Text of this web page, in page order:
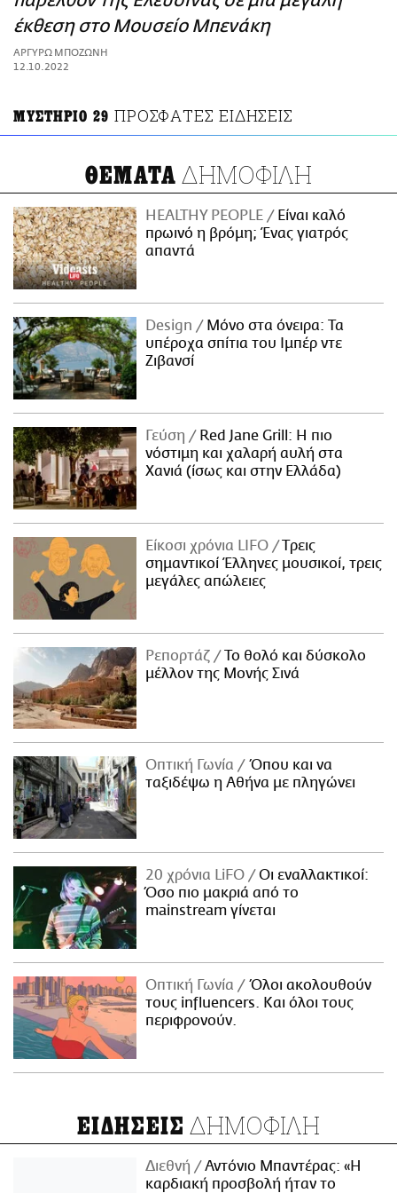
ΑΜΠΑ
PRINT
έκθεση στο Μουσείο Μπενάκη
ΑΡΓΥΡΩ ΜΠΟΖΩΝΗ
12.10.2022
ΜΥΣΤΗΡΙΟ 29 ΠΡΟΣΦΑΤΕΣ ΕΙΔΗΣΕΙΣ
ΘΕΜΑΤΑ ΔΗΜΟΦΙΛΗ
HEALTHY PEOPLE
Είναι καλό
πρωινό η βρόμη; Ένας γιατρός
απαντά
Design
Μόνο στα όνειρα: Τα
υπέροχα σπίτια του Ιμπέρ ντε
Ζιβανσί
Γεύση
Red Jane Grill: Η πιο
νόστιμη και χαλαρή αυλή στα
Χανιά (ίσως και στην Ελλάδα)
Είκοσι χρόνια LIFO
Tρεις
σημαντικοί Έλληνες μουσικοί, τρεις
μεγάλες απώλειες
Ρεπορτάζ
Το θολό και δύσκολο
μέλλον της Μονής Σινά
Οπτική Γωνία
Όπου και να
ταξιδέψω η Αθήνα με πληγώνει
20 χρόνια LiFO
Οι εναλλακτικοί:
Όσο πιο μακριά από το
mainstream γίνεται
Οπτική Γωνία
Όλοι ακολουθούν
τους influencers. Και όλοι τους
περιφρονούν.
ΕΙΔΗΣΕΙΣ ΔΗΜΟΦΙΛΗ
Διεθνή
Αντόνιο Μπαντέρας: «Η
καρδιακή προσβολή ήταν το